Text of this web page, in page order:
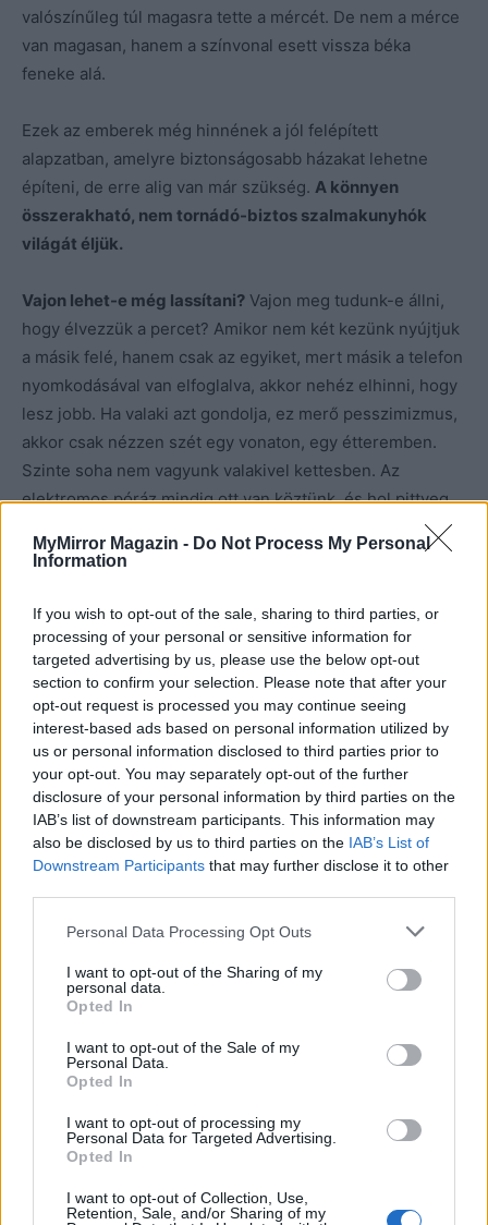
MyMirror Magazin - Do Not Process My Personal
Information
If you wish to opt-out of the sale, sharing to third parties, or
processing of your personal or sensitive information for
targeted advertising by us, please use the below opt-out
section to confirm your selection. Please note that after your
opt-out request is processed you may continue seeing
interest-based ads based on personal information utilized by
us or personal information disclosed to third parties prior to
your opt-out. You may separately opt-out of the further
disclosure of your personal information by third parties on the
IAB’s list of downstream participants. This information may
also be disclosed by us to third parties on the IAB’s List of
Downstream Participants that may further disclose it to other
Personal Data Processing Opt Outs
I want to opt-out of the Sharing of my
personal data.
Opted In
I want to opt-out of the Sale of my
Personal Data.
Opted In
I want to opt-out of processing my
Personal Data for Targeted Advertising.
Opted In
I want to opt-out of Collection, Use,
Retention, Sale, and/or Sharing of my
valószínűleg túl magasra tette a mércét. De nem a mérce
van magasan, hanem a színvonal esett vissza béka
feneke alá.
Ezek az emberek még hinnének a jól felépített
alapzatban, amelyre biztonságosabb házakat lehetne
építeni, de erre alig van már szükség. A könnyen
összerakható, nem tornádó-biztos szalmakunyhók
világát éljük.
Vajon lehet-e még lassítani? Vajon meg tudunk-e állni,
hogy élvezzük a percet? Amikor nem két kezünk nyújtjuk
a másik felé, hanem csak az egyiket, mert másik a telefon
nyomkodásával van elfoglalva, akkor nehéz elhinni, hogy
lesz jobb. Ha valaki azt gondolja, ez merő pesszimizmus,
akkor csak nézzen szét egy vonaton, egy étteremben.
Szinte soha nem vagyunk valakivel kettesben. Az
elektromos póráz mindig ott van köztünk, és hol pittyeg,
hol muzsikál, de az biztos, hogy kiránt bennünket abból a
mélységből, ahová a másra való figyelés, vagy a
kivételnek!
Hogy van-e remény? Kell lennie…T alán… Hátha….
Oktatás és nevelés területén dolgozom, de minden
szabadidőmben írok. Szeretek belesni a hétköznapok függönye
mögé és közben keresem az embert, a nőt a jól legyártott álarcok
mögött. Néha meséket is írok, de gyakrabban novellákat,
cikkeket és apró vicces történeteket.